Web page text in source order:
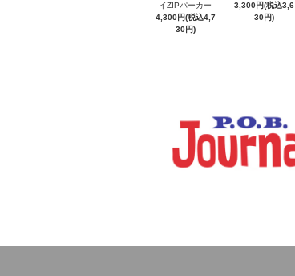
イZIPパーカー
4,300円(税込4,7
30円)
3,300円(税込3,6
30円)